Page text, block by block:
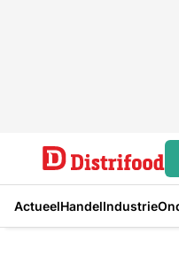
ActueelHandelIndustrie